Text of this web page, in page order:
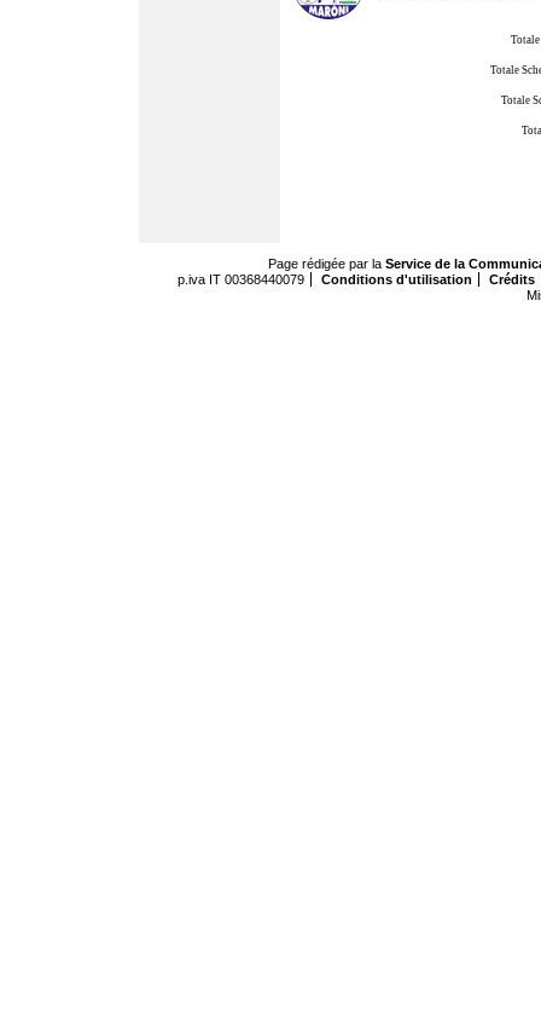
Totale
Totale
Page rédigée par la Service de la
p.iva IT 00368440079
Conditions d'utilisation
Crédits